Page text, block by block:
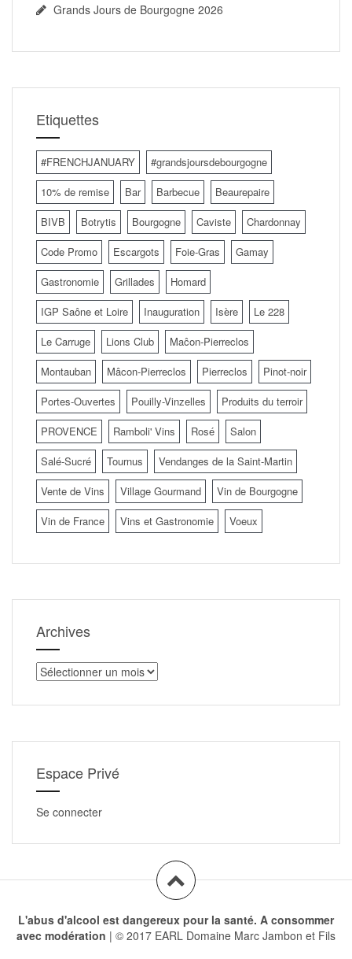
Grands Jours de Bourgogne 2026
Etiquettes
#FRENCHJANUARY
#grandsjoursdebourgogne
10% de remise
Bar Barbecue
Beaurepaire
BIVB
Botrytis Bourgogne Caviste
Chardonnay
Code Promo
Escargots Foie-Gras
Gamay
Gastronomie
Grillades
Homard
IGP Saône et Loire
Inauguration Isère
Le 228
Le Carruge
Lions Club
Maĉon-Pierreclos
Montauban
Mâcon-Pierreclos Pierreclos
Pinot-noir
Portes-Ouvertes
Pouilly-Vinzelles
Produits du terroir
PROVENCE
Ramboli' Vins Rosé
Salon
Salé-Sucré
Tournus
Vendanges de la Saint-Martin
Vente de Vins
Village Gourmand
Vin de Bourgogne
Vin de France
Vins et Gastronomie Voeux
Archives
Archives
Espace Privé
Se connecter
L'abus d'alcool est dangereux pour la santé. A consommer
avec modération | © 2017 EARL Domaine Marc Jambon et Fils